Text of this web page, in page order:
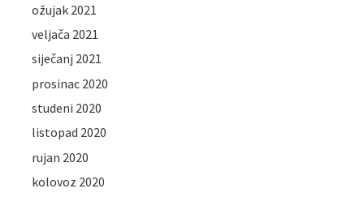
ožujak 2021
veljača 2021
siječanj 2021
prosinac 2020
studeni 2020
listopad 2020
rujan 2020
kolovoz 2020